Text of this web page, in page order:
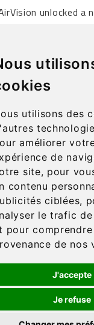
utilisons des
améliorer
de
site, pour
contenu
ciblées,
le trafic
pour comprendre
de nos
J'accepte
Je refuse
unlocked a
Eiffel
Près Troyes